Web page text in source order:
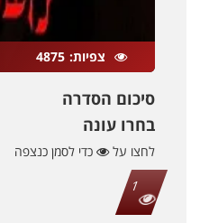
צפיות 4875
סיכום הסדרה
בחרו עונה
לחצו על
כדי לסמן כנצפה
1